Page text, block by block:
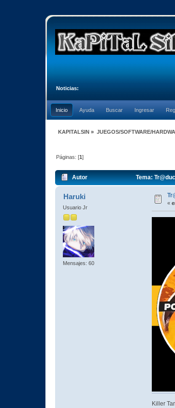
Noticias:
Inicio Ayuda Buscar Ingresar
KAPITALSIN » JUEGOS/SOFTWARE/
Páginas: [1]
Autor Tema:
Haruki
Usuario Jr
Mensajes: 60
«
Killer